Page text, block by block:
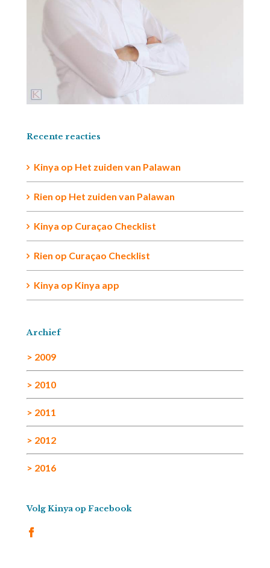
Recente reacties
Kinya op Het zuiden van Palawan
Rien op Het zuiden van Palawan
Kinya op Curaçao Checklist
Rien op Curaçao Checklist
Kinya op Kinya app
Archief
> 2009
> 2010
> 2011
> 2012
> 2016
Volg Kinya op Facebook